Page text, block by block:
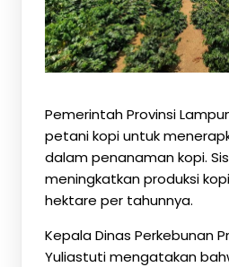
Pemerintah Provinsi
petani kopi untuk
dalam penanaman kopi.
meningkatkan produksi
hektare per tahunnya.
Kepala Dinas Perkebunan
Yuliastuti mengatakan